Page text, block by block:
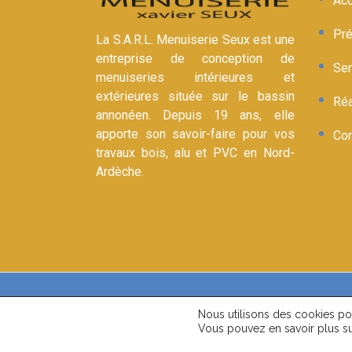
La S.A.R.L. Menuiserie Seux est une
entreprise de conception de
menuiseries intérieures et
extérieures située sur le bassin
annonéen. Depuis 19 ans, elle
apporte son savoir-faire pour vos
travaux bois, alu et PVC en Nord-
Ardèche.
© 2026-27
Nous utilisons des cookies
Vous pouvez en savoir plus